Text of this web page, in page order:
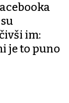
im:
je to puno